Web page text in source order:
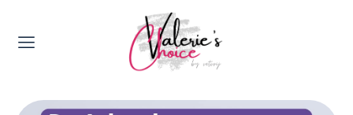
Valerie's Topics
Travel & Culture